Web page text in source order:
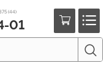
(44)
01